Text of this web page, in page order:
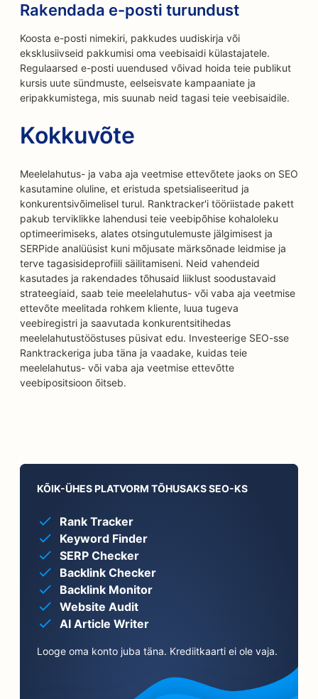
Rakendada e-posti turundust
Koosta e-posti nimekiri, pakkudes uudiskirja või
eksklusiivseid pakkumisi oma veebisaidi külastajatele.
Regulaarsed e-posti uuendused võivad hoida teie publikut
kursis uute sündmuste, eelseisvate kampaaniate ja
eripakkumistega, mis suunab neid tagasi teie veebisaidile.
Kokkuvõte
Meelelahutus- ja vaba aja veetmise ettevõtete jaoks on SEO
kasutamine oluline, et eristuda spetsialiseeritud ja
konkurentsivõimelisel turul. Ranktracker'i tööriistade pakett
pakub terviklikke lahendusi teie veebipõhise kohaloleku
optimeerimiseks, alates otsingutulemuste jälgimisest ja
SERPide analüüsist kuni mõjusate märksõnade leidmise ja
terve tagasisideprofiili säilitamiseni. Neid vahendeid
kasutades ja rakendades tõhusaid liiklust soodustavaid
strateegiaid, saab teie meelelahutus- või vaba aja veetmise
ettevõte meelitada rohkem kliente, luua tugeva
veebiregistri ja saavutada konkurentsitihedas
meelelahutustööstuses püsivat edu. Investeerige SEO-sse
Ranktrackeriga juba täna ja vaadake, kuidas teie
meelelahutus- või vaba aja veetmise ettevõtte
veebipositsioon õitseb.
KÕIK-ÜHES PLATVORM TÕHUSAKS SEO-KS
Rank Tracker
Keyword Finder
SERP Checker
Backlink Checker
Backlink Monitor
Website Audit
AI Article Writer
Looge oma konto juba täna. Krediitkaarti ei ole vaja.